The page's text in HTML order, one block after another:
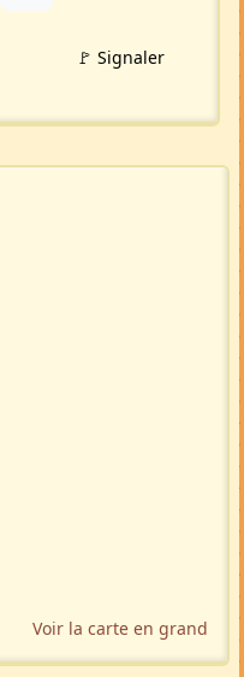
🚩 Signaler
Voir la carte en grand